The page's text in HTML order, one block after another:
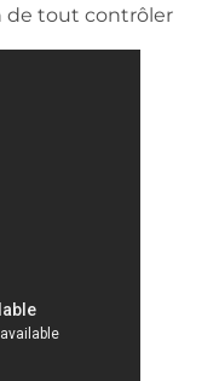
de tout contrôler